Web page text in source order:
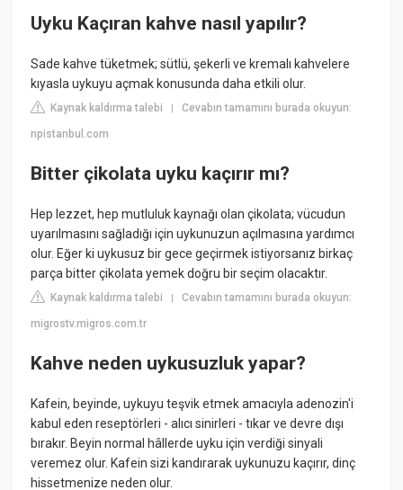
Uyku Kaçıran kahve nasıl yapılır?
Sade kahve tüketmek; sütlü, şekerli ve kremalı kahvelere
kıyasla uykuyu açmak konusunda daha etkili olur.
Kaynak kaldırma talebi |Cevabın tamamını burada okuyun:
npistanbul.com
Bitter çikolata uyku kaçırır mı?
Hep lezzet, hep mutluluk kaynağı olan çikolata; vücudun
uyarılmasını sağladığı için uykunuzun açılmasına yardımcı
olur. Eğer ki uykusuz bir gece geçirmek istiyorsanız birkaç
parça bitter çikolata yemek doğru bir seçim olacaktır.
Kaynak kaldırma talebi |Cevabın tamamını burada okuyun:
migrostv.migros.com.tr
Kahve neden uykusuzluk yapar?
Kafein, beyinde, uykuyu teşvik etmek amacıyla adenozin'i
kabul eden reseptörleri - alıcı sinirleri - tıkar ve devre dışı
bırakır. Beyin normal hâllerde uyku için verdiği sinyali
veremez olur. Kafein sizi kandırarak uykunuzu kaçırır, dinç
hissetmenize neden olur.